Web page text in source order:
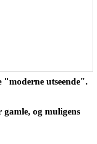
"moderne utseende".
gamle, og muligens